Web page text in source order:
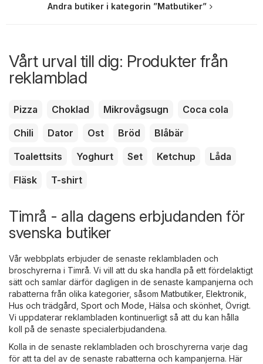
Andra butiker i kategorin ”Matbutiker”
Vårt urval till dig: Produkter från
reklamblad
Pizza Choklad Mikrovågsugn
Coca cola
Chili
Dator Ost Bröd
Blåbär
Toalettsits
Yoghurt Set Ketchup
Låda
Fläsk
T-shirt
Timrå - alla dagens erbjudanden för
svenska butiker
Vår webbplats erbjuder de senaste reklambladen och
broschyrerna i Timrå. Vi vill att du ska handla på ett fördelaktigt
sätt och samlar därför dagligen in de senaste kampanjerna och
rabatterna från olika kategorier, såsom Matbutiker, Elektronik
Hus och trädgård Sport och Mode Hälsa och skönhet Övrigt.
Vi uppdaterar reklambladen kontinuerligt så att du kan hålla
koll på de senaste specialerbjudandena.
Kolla in de senaste reklambladen och broschyrerna varje dag
för att ta del av de senaste rabatterna och kampanjerna. Här